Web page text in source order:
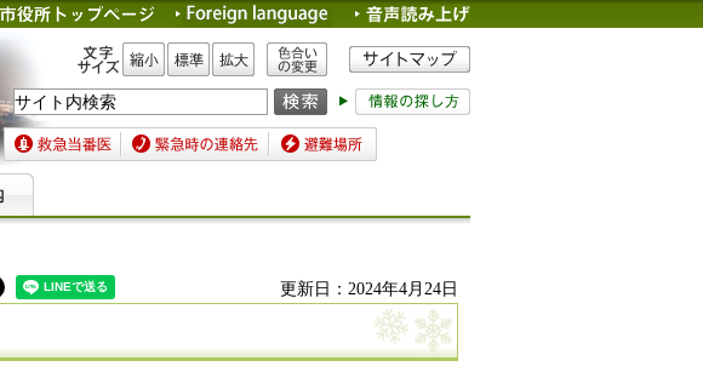
文字サイズ 縮小 標準 拡大
色合いの変更
救急当番医 緊急時の連絡先 避難場所
更新日：2024年4月24日